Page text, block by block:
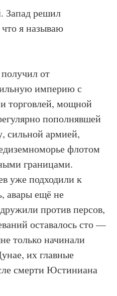
Запад решил
я называю
от
империю с
торговлей, мощной
пополнявшей
сильной армией,
флотом
границами.
уже подходили к
авары ещё не
против персов,
оставалось сто —
только начинали
их главные
смерти Юстиниана